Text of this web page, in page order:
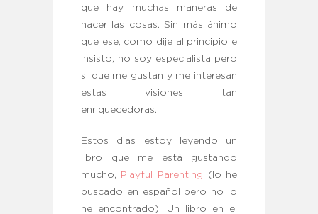
que hay muchas maneras de
hacer las cosas. Sin más ánimo
que ese, como dije al principio e
insisto, no soy especialista pero
si que me gustan y me interesan
estas visiones tan
enriquecedoras.
Estos dias estoy leyendo un
libro que me está gustando
mucho,
Playful Parenting
(lo he
buscado en español pero no lo
he encontrado). Un libro en el